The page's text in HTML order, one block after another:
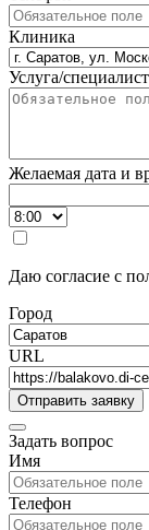
Клиника
Услуга/специалист
Желаемая дата и
Даю согласие с
Город
URL
Задать вопрос
Имя
Телефон